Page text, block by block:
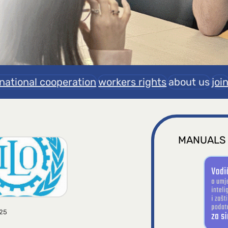
cooperation workers rightsabout us
MANUALS